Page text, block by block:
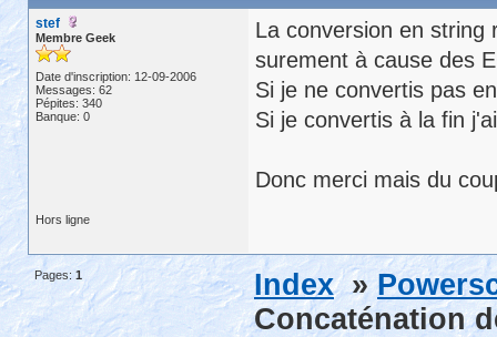
stef
Membre Geek
Date d'inscription: 12-09-2006
Messages: 62
Pépites: 340
Banque: 0
La conversion en string
surement à cause des
Si je ne convertis pas
Si je convertis à la fin
Donc merci mais du
Hors ligne
Pages: 1 Index »
Concaténation